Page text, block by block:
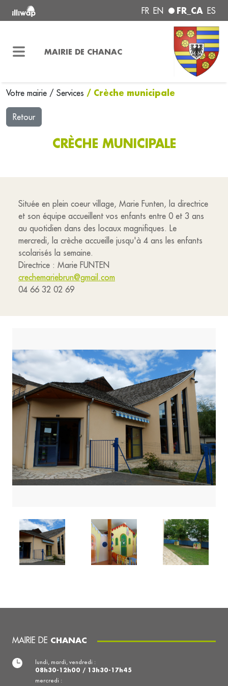
FR EN FR_CA ES
MAIRIE DE CHANAC
Votre mairie / Services / Crèche municipale
Retour
CRÈCHE MUNICIPALE
Située en plein coeur village, Marie Funten, la directrice
et son équipe accueillent vos enfants entre 0 et 3 ans
au quotidien dans des locaux magnifiques. Le
mercredi, la crèche accueille jusqu'à 4 ans les enfants
scolarisés la semaine.
Directrice : Marie FUNTEN
crechemariebrun@gmail.com
04 66 32 02 69
MAIRIE DE CHANAC
lundi, mardi, vendredi :
08h30-12h00 / 13h30-17h45
mercredi :